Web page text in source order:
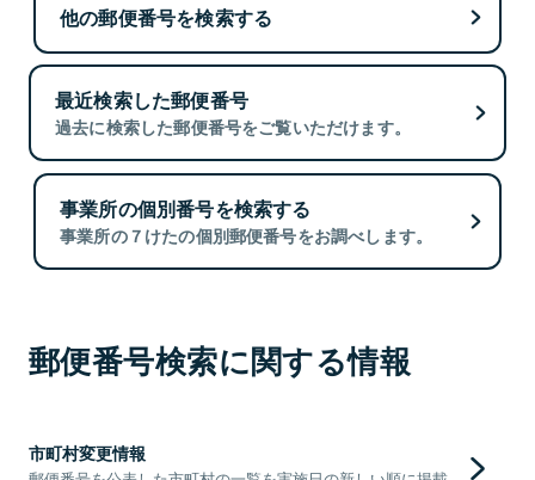
他の郵便番号を検索する
最近検索した郵便番号
過去に検索した郵便番号をご覧いただけます。
事業所の個別番号を検索する
事業所の７けたの個別郵便番号をお調べします。
郵便番号検索に関する情報
市町村変更情報